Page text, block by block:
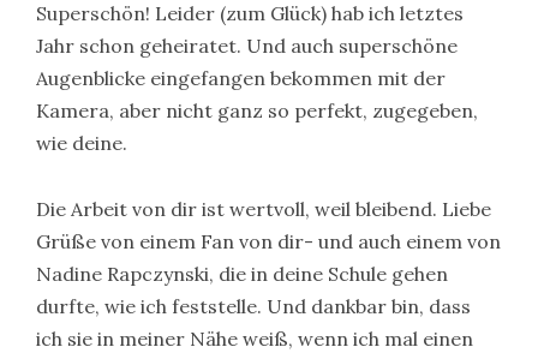
Superschön! Leider (zum Glück) hab ich letztes
Jahr schon geheiratet. Und auch superschöne
Augenblicke eingefangen bekommen mit der
Kamera, aber nicht ganz so perfekt, zugegeben,
wie deine.
Die Arbeit von dir ist wertvoll, weil bleibend. Liebe
Grüße von einem Fan von dir- und auch einem von
Nadine Rapczynski, die in deine Schule gehen
durfte, wie ich feststelle. Und dankbar bin, dass
ich sie in meiner Nähe weiß, wenn ich mal einen